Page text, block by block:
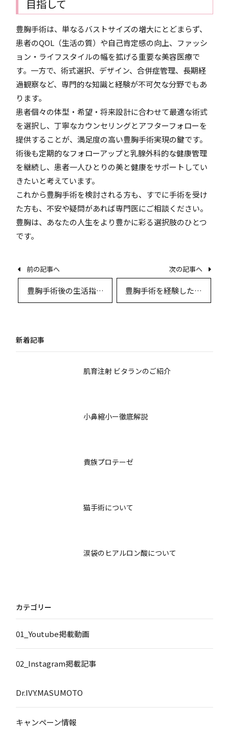
目指して
豊胸手術は、単なるバストサイズの増大にとどまらず、
患者のQOL（生活の質）や自己肯定感の向上、ファッシ
ョン・ライフスタイルの幅を拡げる重要な美容医療で
す。一方で、術式選択、デザイン、合併症管理、長期経
過観察など、専門的な知識と経験が不可欠な分野でもあ
ります。
患者個々の体型・希望・将来設計に合わせて最適な術式
を選択し、丁寧なカウンセリングとアフターフォローを
提供することが、満足度の高い豊胸手術実現の鍵です。
術後も定期的なフォローアップと乳腺外科的な健康管理
を継続し、患者一人ひとりの美と健康をサポートしてい
きたいと考えています。
これから豊胸手術を検討される方も、すでに手術を受け
た方も、不安や疑問があれば専門医にご相談ください。
豊胸は、あなたの人生をより豊かに彩る選択肢のひとつ
です。
前の記事へ
豊胸手術後の生活指導
と最適なケア：専門的
次の記事へ
豊胸手術を経験した患
者のリアルな声と専門
新着記事
肌育注射 ビタランのご紹介
小鼻縮小ー徹底解説
貴族プロテーゼ
猫手術について
涙袋のヒアルロン酸について
カテゴリー
01_Youtube掲載動画
02_Instagram掲載記事
Dr.IVY.MASUMOTO
キャンペーン情報